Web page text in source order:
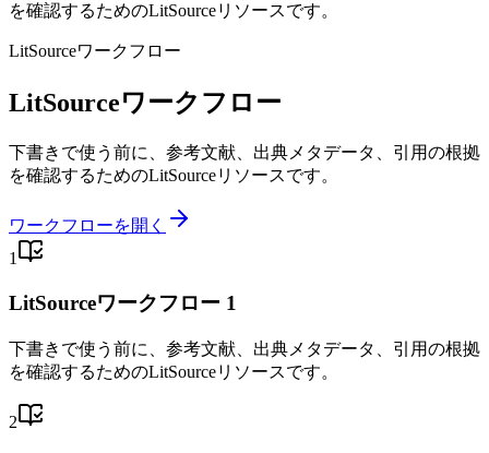
を確認するためのLitSourceリソースです。
LitSourceワークフロー
LitSourceワークフロー
下書きで使う前に、参考文献、出典メタデータ、引用の根拠
を確認するためのLitSourceリソースです。
ワークフローを開く
1
LitSourceワークフロー 1
下書きで使う前に、参考文献、出典メタデータ、引用の根拠
を確認するためのLitSourceリソースです。
2